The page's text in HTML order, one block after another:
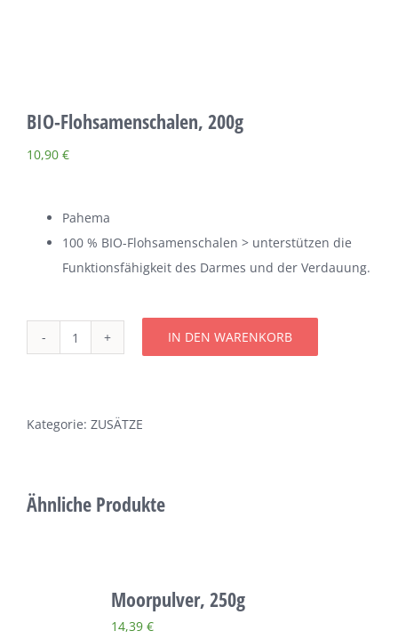
Kontakt & Anfahrt
BIO-Flohsamenschalen, 200g
10,90 €
Pahema
100 % BIO-Flohsamenschalen > unterstützen die
Funktionsfähigkeit des Darmes und der Verdauung.
BIO-
Menge
IN DEN WARENKORB
Kategorie: ZUSÄTZE
Ähnliche Produkte
Moorpulver, 250g
14,39 €